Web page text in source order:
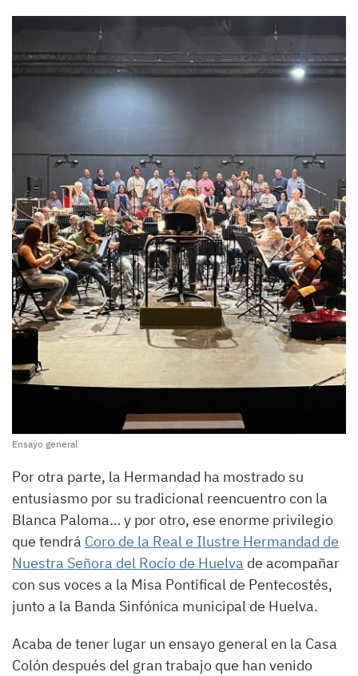
Ensayo general
Por otra parte, la Hermandad ha mostrado su
entusiasmo por su tradicional reencuentro con la
Blanca Paloma… y por otro, ese enorme privilegio
que tendrá Coro de la Real e Ilustre Hermandad de
Nuestra Señora del Rocío de Huelva de acompañar
con sus voces a la Misa Pontifical de Pentecostés,
junto a la Banda Sinfónica municipal de Huelva.
Acaba de tener lugar un ensayo general en la Casa
Colón después del gran trabajo que han venido